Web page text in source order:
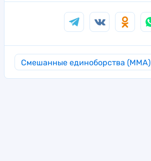
Смешанные единоборства (MMA)